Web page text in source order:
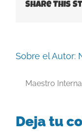
Share This
Sobre el Autor:
Maestro
Deja tu